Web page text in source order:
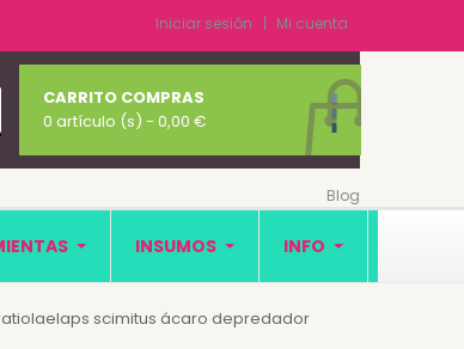
Iniciar sesión Mi cuenta
CARRITO COMPRAS
0 artículo (s) - 0,00 €
Blog
INSUMOS INFO
scimitus ácaro depredador